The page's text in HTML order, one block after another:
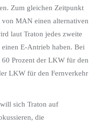
Zum gleichen Zeitpunkt
MAN einen alternativen
laut Traton jedes zweite
E-Antrieb haben. Bei
Prozent der LKW für den
LKW für den Fernverkehr
sich Traton auf
die